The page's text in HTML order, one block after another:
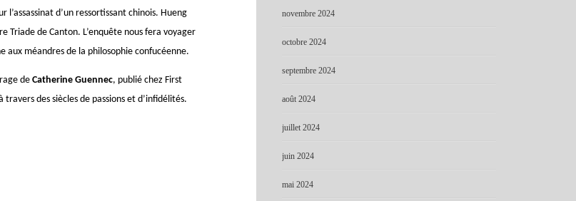
d’un ressortissant chinois. Hueng
Triade de Canton. L’enquête nous fera voyager
aux méandres de la philosophie confucéenne.
deCatherine Guennec, publié chez First
travers des siècles de passions et d’infidélités.
novembre 2024
octobre 2024
septembre 2024
août 2024
juillet 2024
juin 2024
mai 2024